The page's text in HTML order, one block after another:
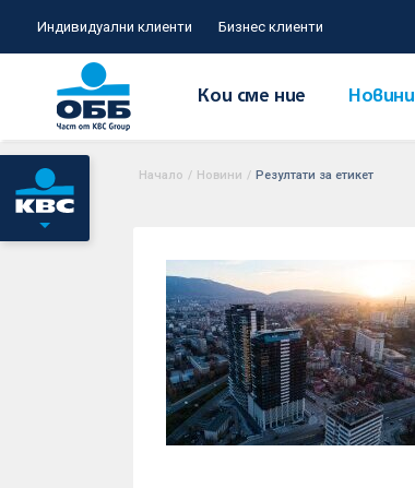
Индивидуални клиенти Бизнес клиенти
Кои сме ние Новини
Начало / Новини / Резултати за етикет